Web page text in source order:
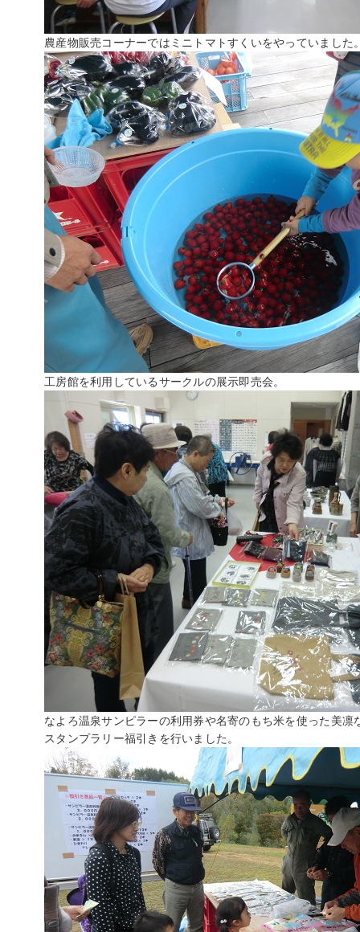
農産物販売コーナーではミニトマトすくいをやっていました
工房館を利用しているサークルの展示即売会。
なよろ温泉サンピラーの利用券や名寄のもち米を使った美凛
スタンプラリー福引きを行いました。